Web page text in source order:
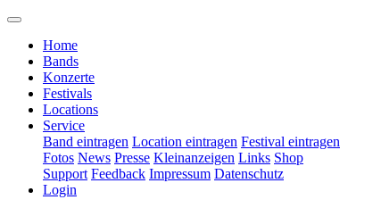
Home
Bands
Konzerte
Festivals
Locations
Service
Band eintragen Location eintragen Festival eintragen
Fotos News Presse Kleinanzeigen Links Shop
Support Feedback Impressum Datenschutz
Login